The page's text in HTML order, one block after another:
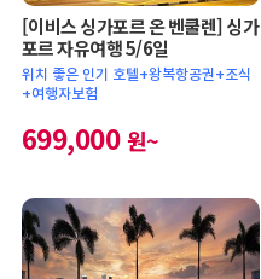
[이비스 싱가포르 온 벤쿨렌] 싱가
포르 자유여행 5/6일
위치 좋은 인기 호텔+왕복항공권+조식
+여행자보험
699,000원~